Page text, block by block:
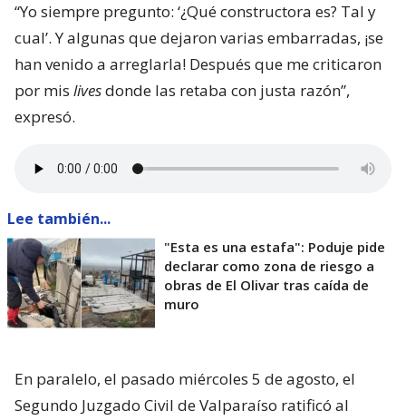
“Yo siempre pregunto: ‘¿Qué constructora es? Tal y
cual’. Y algunas que dejaron varias embarradas, ¡se
han venido a arreglarla! Después que me criticaron
por mis livesdonde las retaba con justa razón”,
expresó.
Lee también...
"Esta es una estafa": Poduje pide
declarar como zona de riesgo a
obras de El Olivar tras caída de
muro
En paralelo, el pasado miércoles 5 de agosto, el
Segundo Juzgado Civil de Valparaíso ratificó al